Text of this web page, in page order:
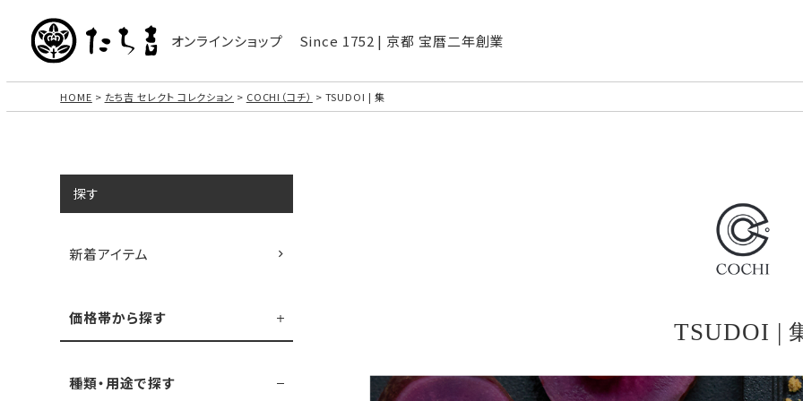
オンラインショップ Since 1752 | 京都 宝暦二年創業
HOME たち吉 セレクト コレクション COCHI（コチ） TSUDOI | 集
探す
新着アイテム
価格帯から探す
種類・用途で探す
TSUDOI |